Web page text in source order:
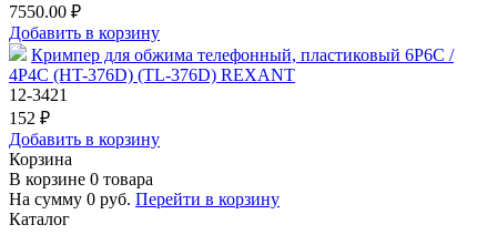
7550.00 ₽
Добавить в корзину
Кримпер для обжима телефонный, пластиковый 6P6C /
4P4C (HT-376D) (TL-376D) REXANT
12-3421
152 ₽
Добавить в корзину
Корзина
В корзине 0 товара
На сумму 0 руб. Перейти в корзину
Каталог